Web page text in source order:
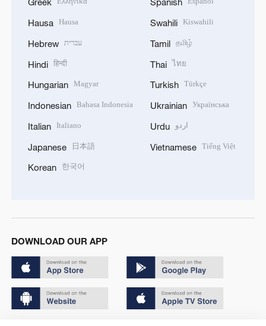
Hausa Hausa
Hebrew עברית
Hindi हिन्दी
Hungarian Magyar
Indonesian Bahasa Indonesia
Italian Italiano
Japanese 日本語
Korean 한국어
Swahili Kiswahili
Tamil தமிழ்
Thai ไทย
Turkish Türkçe
Ukrainian Українська
Urdu اردو
Vietnamese Tiếng Việt
DOWNLOAD OUR APP